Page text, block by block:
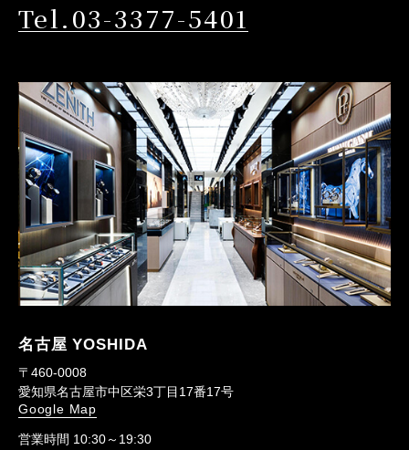
Tel.03-3377-5401
名古屋 YOSHIDA
〒460-0008
愛知県名古屋市中区栄3丁目17番17号
Google Map
営業時間 10:30～19:30